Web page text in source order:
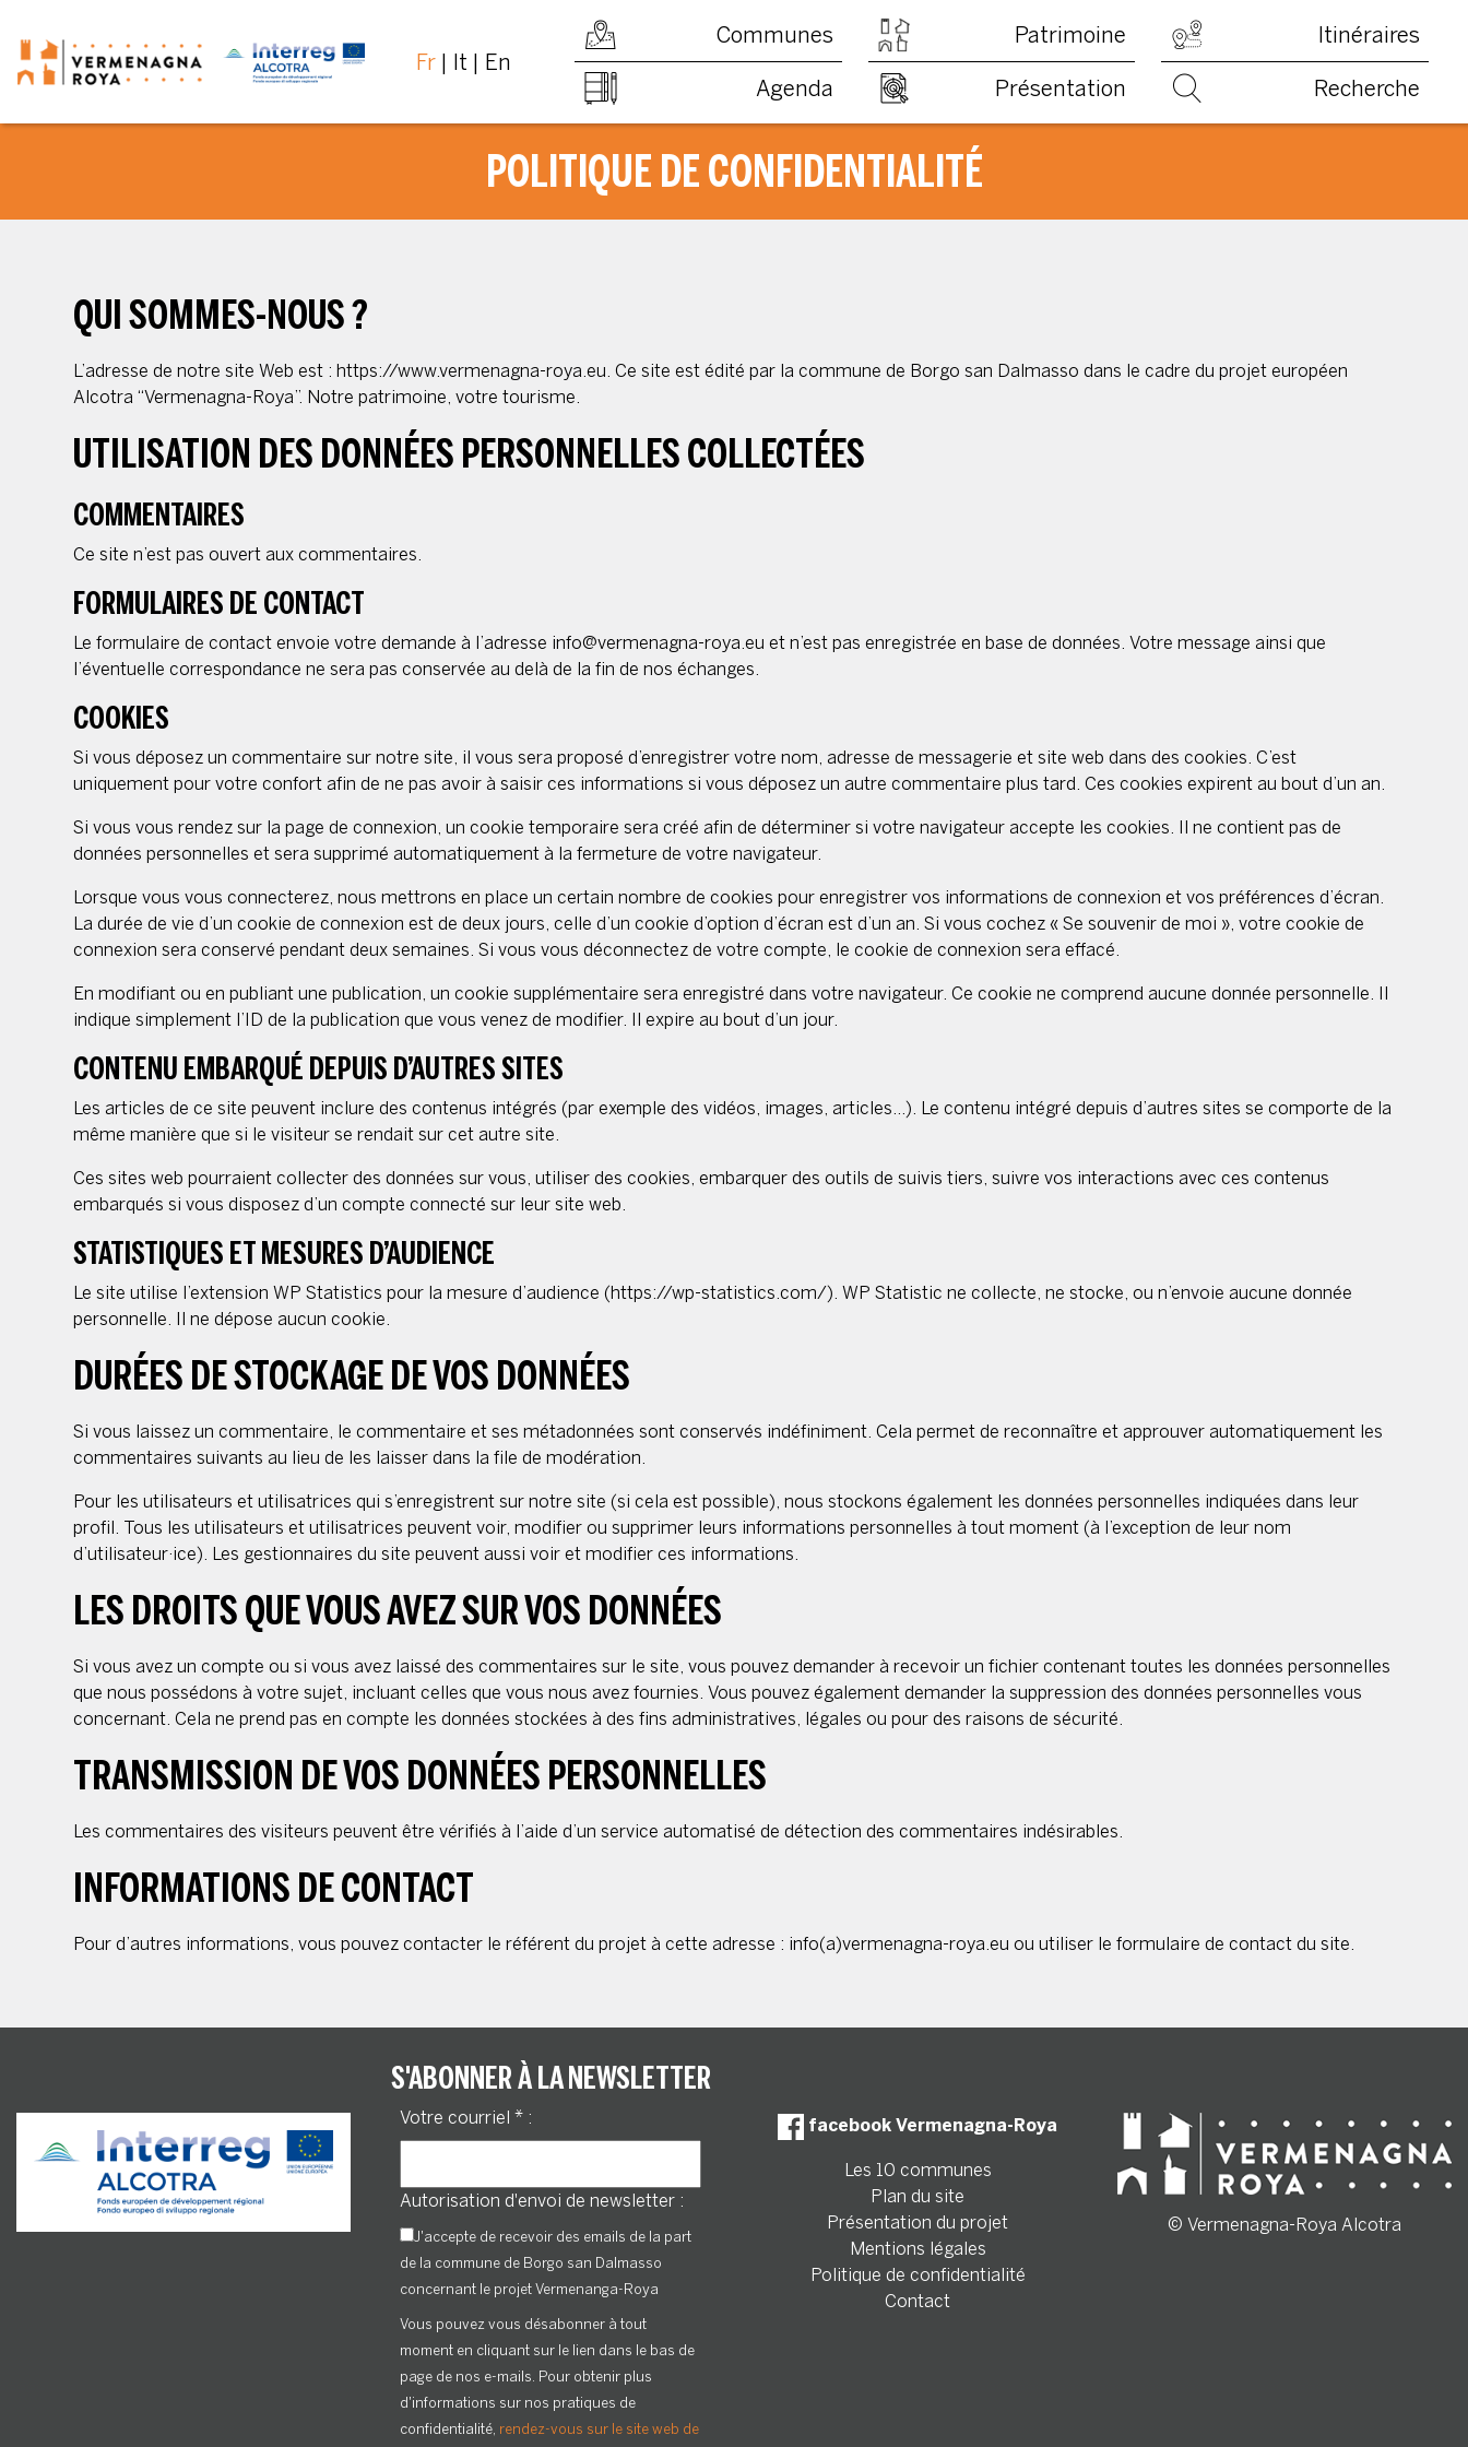
Fr It En
Communes Patrimoine Itinéraires
Agenda Présentation Recherche
POLITIQUE DE CONFIDENTIALITÉ
QUI SOMMES-NOUS ?
L’adresse de notre site Web est : https://www.vermenagna-roya.eu. Ce site est édité par la commune de Borgo san Dalmasso dans le cadre du projet européen
Alcotra “Vermenagna-Roya”. Notre patrimoine, votre tourisme.
UTILISATION DES DONNÉES PERSONNELLES COLLECTÉES
COMMENTAIRES
Ce site n’est pas ouvert aux commentaires.
FORMULAIRES DE CONTACT
Le formulaire de contact envoie votre demande à l’adresse info@vermenagna-roya.eu et n’est pas enregistrée en base de données. Votre message ainsi que
l’éventuelle correspondance ne sera pas conservée au delà de la fin de nos échanges.
COOKIES
Si vous déposez un commentaire sur notre site, il vous sera proposé d’enregistrer votre nom, adresse de messagerie et site web dans des cookies. C’est
uniquement pour votre confort afin de ne pas avoir à saisir ces informations si vous déposez un autre commentaire plus tard. Ces cookies expirent au bout d’un an.
Si vous vous rendez sur la page de connexion, un cookie temporaire sera créé afin de déterminer si votre navigateur accepte les cookies. Il ne contient pas de
données personnelles et sera supprimé automatiquement à la fermeture de votre navigateur.
Lorsque vous vous connecterez, nous mettrons en place un certain nombre de cookies pour enregistrer vos informations de connexion et vos préférences d’écran.
La durée de vie d’un cookie de connexion est de deux jours, celle d’un cookie d’option d’écran est d’un an. Si vous cochez « Se souvenir de moi », votre cookie de
connexion sera conservé pendant deux semaines. Si vous vous déconnectez de votre compte, le cookie de connexion sera effacé.
En modifiant ou en publiant une publication, un cookie supplémentaire sera enregistré dans votre navigateur. Ce cookie ne comprend aucune donnée personnelle. Il
indique simplement l’ID de la publication que vous venez de modifier. Il expire au bout d’un jour.
CONTENU EMBARQUÉ DEPUIS D’AUTRES SITES
Les articles de ce site peuvent inclure des contenus intégrés (par exemple des vidéos, images, articles…). Le contenu intégré depuis d’autres sites se comporte de la
même manière que si le visiteur se rendait sur cet autre site.
Ces sites web pourraient collecter des données sur vous, utiliser des cookies, embarquer des outils de suivis tiers, suivre vos interactions avec ces contenus
embarqués si vous disposez d’un compte connecté sur leur site web.
STATISTIQUES ET MESURES D’AUDIENCE
Le site utilise l’extension WP Statistics pour la mesure d’audience (https://wp-statistics.com/). WP Statistic ne collecte, ne stocke, ou n’envoie aucune donnée
personnelle. Il ne dépose aucun cookie.
DURÉES DE STOCKAGE DE VOS DONNÉES
Si vous laissez un commentaire, le commentaire et ses métadonnées sont conservés indéfiniment. Cela permet de reconnaître et approuver automatiquement les
commentaires suivants au lieu de les laisser dans la file de modération.
Pour les utilisateurs et utilisatrices qui s’enregistrent sur notre site (si cela est possible), nous stockons également les données personnelles indiquées dans leur
profil. Tous les utilisateurs et utilisatrices peuvent voir, modifier ou supprimer leurs informations personnelles à tout moment (à l’exception de leur nom
d’utilisateur·ice). Les gestionnaires du site peuvent aussi voir et modifier ces informations.
LES DROITS QUE VOUS AVEZ SUR VOS DONNÉES
Si vous avez un compte ou si vous avez laissé des commentaires sur le site, vous pouvez demander à recevoir un fichier contenant toutes les données personnelles
que nous possédons à votre sujet, incluant celles que vous nous avez fournies. Vous pouvez également demander la suppression des données personnelles vous
concernant. Cela ne prend pas en compte les données stockées à des fins administratives, légales ou pour des raisons de sécurité.
TRANSMISSION DE VOS DONNÉES PERSONNELLES
Les commentaires des visiteurs peuvent être vérifiés à l’aide d’un service automatisé de détection des commentaires indésirables.
INFORMATIONS DE CONTACT
Pour d’autres informations, vous pouvez contacter le référent du projet à cette adresse : info(a)vermenagna-roya.eu ou utiliser le formulaire de contact du site.
S'ABONNER À LA NEWSLETTER
Votre courriel * :
Autorisation d'envoi de newsletter :
J'accepte de recevoir des emails de la part
de la commune de Borgo san Dalmasso
concernant le projet Vermenanga-Roya
Vous pouvez vous désabonner à tout
moment en cliquant sur le lien dans le bas de
page de nos e-mails. Pour obtenir plus
d'informations sur nos pratiques de
confidentialité, rendez-vous sur le site web de
facebook Vermenagna-Roya
Les 10 communes
Plan du site
Présentation du projet
Mentions légales
Politique de confidentialité
Contact
© Vermenagna-Roya Alcotra